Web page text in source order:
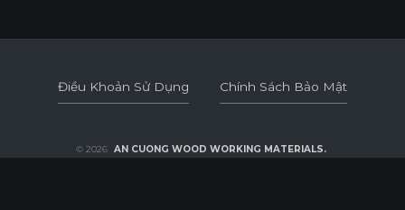
Điều Khoản Sử Dụng Chính Sách Bảo Mật
© 2026 AN CUONG WOOD WORKING MATERIALS.